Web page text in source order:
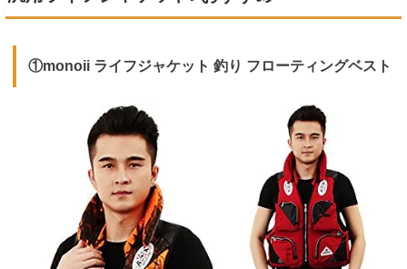
①monoii ライフジャケット 釣り フローティングベスト